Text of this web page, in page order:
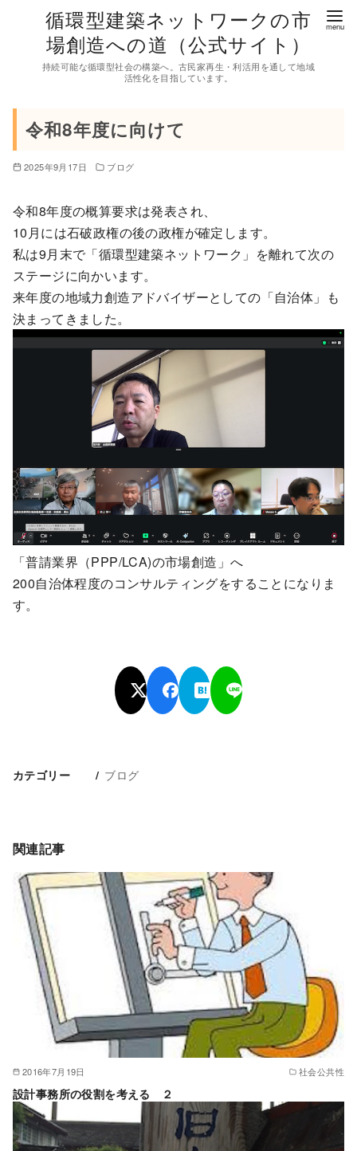
循環型建築ネットワークの市
場創造への道（公式サイト）
持続可能な循環型社会の構築へ。古民家再生・利活用を通して地域
活性化を目指しています。
令和8年度に向けて
2025年9月17日 ブログ
令和8年度の概算要求は発表され、
10月には石破政権の後の政権が確定します。
私は9月末で「循環型建築ネットワーク」を離れて次の
ステージに向かいます。
来年度の地域力創造アドバイザーとしての「自治体」も
決まってきました。
「普請業界（PPP/LCA)の市場創造」へ
200自治体程度のコンサルティングをすることになりま
す。
カテゴリー ブログ
関連記事
2016年7月19日 社会公共性
設計事務所の役割を考える ２